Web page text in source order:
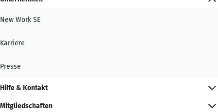
New Work SE
Karriere
Presse
Hilfe & Kontakt
Mitgliedschaften